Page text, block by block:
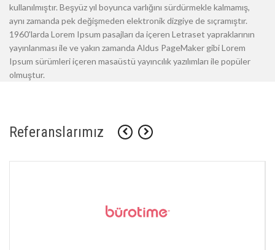
kullanılmıştır. Beşyüz yıl boyunca varlığını sürdürmekle kalmamış,
aynı zamanda pek değişmeden elektronik dizgiye de sıçramıştır.
1960'larda Lorem Ipsum pasajları da içeren Letraset yapraklarının
yayınlanması ile ve yakın zamanda Aldus PageMaker gibi Lorem
Ipsum sürümleri içeren masaüstü yayıncılık yazılımları ile popüler
olmuştur.
Referanslarımız